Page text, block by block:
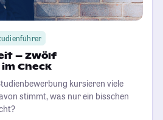
– Zwölf
Check
kursieren viele
stimmt, was nur ein bisschen